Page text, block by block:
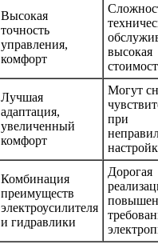
Высокая
точность
управления,
комфорт
высокая
Лучшая
адаптация,
увеличенный
комфорт
Могут
при
Комбинация
преимуществ
электроусилителя
и гидравлики
Дорогая